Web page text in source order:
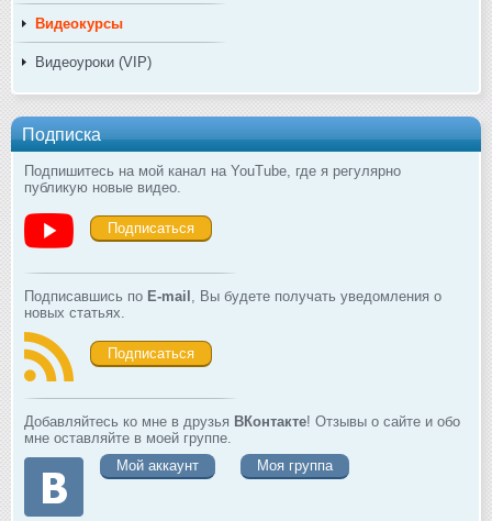
Видеокурсы
Видеоуроки (VIP)
Подписка
Подпишитесь на мой канал на YouTube, где я регулярно
публикую новые видео.
Подписаться
Подписавшись по E-mail , Вы будете получать уведомления о
новых статьях.
Подписаться
Добавляйтесь ко мне в друзья ВКонтакте! Отзывы о сайте и обо
мне оставляйте в моей группе.
Мой аккаунт
Моя группа